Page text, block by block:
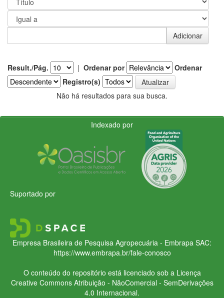
Result./Pág. | Ordenar por
Ordenar
Registro(s)
Não há resultados para sua busca.
Indexado por
Suportado por
Empresa Brasileira de Pesquisa Agropecuária - Embrapa SAC:
https://www.embrapa.br/fale-conosco
O conteúdo do repositório está licenciado sob a Licença
Creative CommonsAtribuição - NãoComercial - SemDerivações
4.0 Internacional.